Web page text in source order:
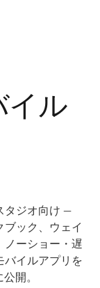
ル
タジオ向け —
ック、ウェイ
ーショー・遅
イルアプリを
開。